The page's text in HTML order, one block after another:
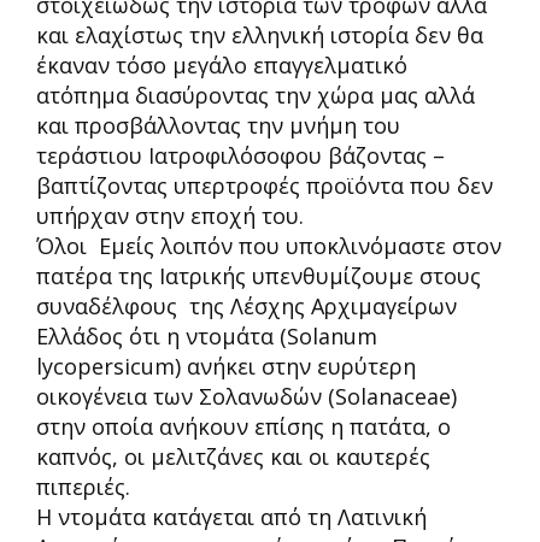
και ελαχίστως την ελληνική ιστορία δεν θα
έκαναν τόσο μεγάλο επαγγελματικό
ατόπημα διασύροντας την χώρα μας αλλά
και προσβάλλοντας την μνήμη του
τεράστιου Ιατροφιλόσοφου βάζοντας –
βαπτίζοντας υπερτροφές προϊόντα που δεν
υπήρχαν στην εποχή του.
Όλοι Εμείς λοιπόν που υποκλινόμαστε στον
πατέρα της Ιατρικής υπενθυμίζουμε στους
συναδέλφους της Λέσχης Αρχιμαγείρων
Ελλάδος ότι η ντομάτα (Solanum
lycopersicum) ανήκει στην ευρύτερη
οικογένεια των Σολανωδών (Solanaceae)
στην οποία ανήκουν επίσης η πατάτα, o
καπνός, οι μελιτζάνες και οι καυτερές
πιπεριές.
Η ντομάτα κατάγεται από τη Λατινική